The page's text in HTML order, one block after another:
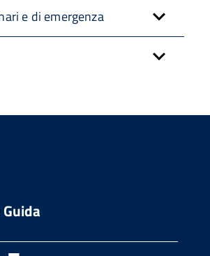
e di emergenza